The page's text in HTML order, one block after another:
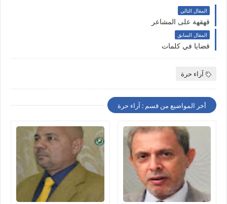
المقال التالي
قهقهة على المشاعر
المقال السابق
قضايا في كلمات
آراء حرة
أخر المواضيع من قسم : آراء حرة